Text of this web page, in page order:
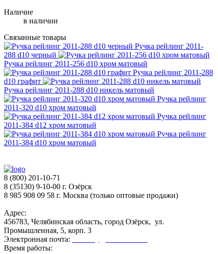
Наличие
в наличии
Связанные товары
Ручка рейлинг 2011-
288 d10 черный
Ручка рейлинг 2011-256 d10 хром матовый
Ручка рейлинг 2011-288
d10 графит
Ручка рейлинг 2011-288 d10 никель матовый
Ручка рейлинг
2011-320 d10 хром матовый
Ручка рейлинг
2011-384 d12 хром матовый
Ручка рейлинг
2011-384 d10 хром матовый
8 (800) 201-10-71
8 (35130) 9-10-00 г. Озёрск
8 985 908 09 58 г. Москва (только оптовые продажи)
Адрес:
456783, Челябинская область, город Озёрск, ул.
Промышленная, 5, корп. 3
Электронная почта:
Время работы: